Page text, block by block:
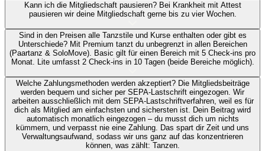
Kann ich die Mitgliedschaft pausieren? Bei Krankheit mit Attest
pausieren wir deine Mitgliedschaft gerne bis zu vier Wochen.
Sind in den Preisen alle Tanzstile und Kurse enthalten oder gibt es
Unterschiede? Mit Premium tanzt du unbegrenzt in allen Bereichen
(Paartanz & SoloMove). Basic gilt für einen Bereich mit 5 Check-ins pro
Monat. Lite umfasst 2 Check-ins in 10 Tagen (beide Bereiche möglich).
Welche Zahlungsmethoden werden akzeptiert? Die Mitgliedsbeiträge
werden bequem und sicher per SEPA-Lastschrift eingezogen. Wir
arbeiten ausschließlich mit dem SEPA-Lastschriftverfahren, weil es für
dich als Mitglied am einfachsten und sichersten ist. Dein Beitrag wird
automatisch monatlich eingezogen – du musst dich um nichts
kümmern, und verpasst nie eine Zahlung. Das spart dir Zeit und uns
Verwaltungsaufwand, sodass wir uns ganz auf das konzentrieren
können, was zählt: Tanzen.